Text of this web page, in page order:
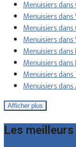
Menuisiers
Menuisiers
Menuisiers
Menuisiers
Menuisiers dans
Menuisiers
Menuisiers
Menuisiers
Afficher plus
Les